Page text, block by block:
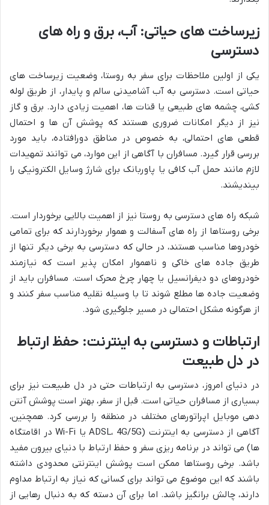
زیرساخت های حیاتی: آب، برق و راه های
دسترسی
یکی از اولین ملاحظات برای سفر به روستا، وضعیت زیرساخت های
حیاتی است. دسترسی به آب آشامیدنی سالم و پایدار، از طریق لوله
کشی، چشمه های طبیعی یا قنات ها، اهمیت زیادی دارد. برق و گاز
نیز از دیگر امکانات ضروری هستند که پوشش آن ها و احتمال
قطعی های احتمالی، به خصوص در مناطق دورافتاده، باید مورد
بررسی قرار گیرد. مسافران با آگاهی از این موارد، می توانند تمهیدات
لازم مانند حمل آب کافی یا پاوربانک برای شارژ وسایل الکترونیکی را
بیندیشند.
شبکه راه های دسترسی به روستا نیز از اهمیت بالایی برخوردار است.
برخی روستاها از راه های آسفالت و هموار برخوردارند که برای تمامی
خودروها مناسب هستند، در حالی که دسترسی به برخی دیگر تنها از
طریق جاده های خاکی و ناهموار امکان پذیر است که نیازمند
خودروهای دو دیفرانسیل یا چهار چرخ محرک است. مسافران باید از
وضعیت جاده ها مطلع شوند تا با وسیله نقلیه مناسب سفر کنند و
از هرگونه مشکل احتمالی در مسیر جلوگیری شود.
ارتباطات و دسترسی به اینترنت: حفظ ارتباط
در دل طبیعت
در دنیای امروز، دسترسی به ارتباطات حتی در دل طبیعت نیز برای
بسیاری از مسافران حیاتی است. قبل از سفر، بهتر است پوشش آنتن
دهی موبایل اپراتورهای مختلف در منطقه را بررسی کرد. همچنین،
آگاهی از دسترسی به اینترنت (ADSL، 4G/5G یا Wi-Fi در اقامتگاه
ها) می تواند در برنامه ریزی سفر و حفظ ارتباط با دنیای بیرون مفید
باشد. برخی روستاها ممکن است پوشش اینترنتی محدودی داشته
باشند که این موضوع می تواند برای کسانی که نیاز به ارتباط مداوم
دارند، چالش برانگیز باشد. اما برای آن دسته که به دنبال رهایی از